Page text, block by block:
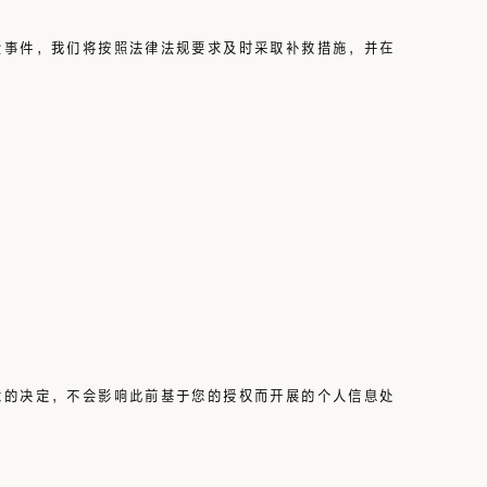
件，我们将按照法律法规要求及时采取补救措施，并在
决定，不会影响此前基于您的授权而开展的个人信息处